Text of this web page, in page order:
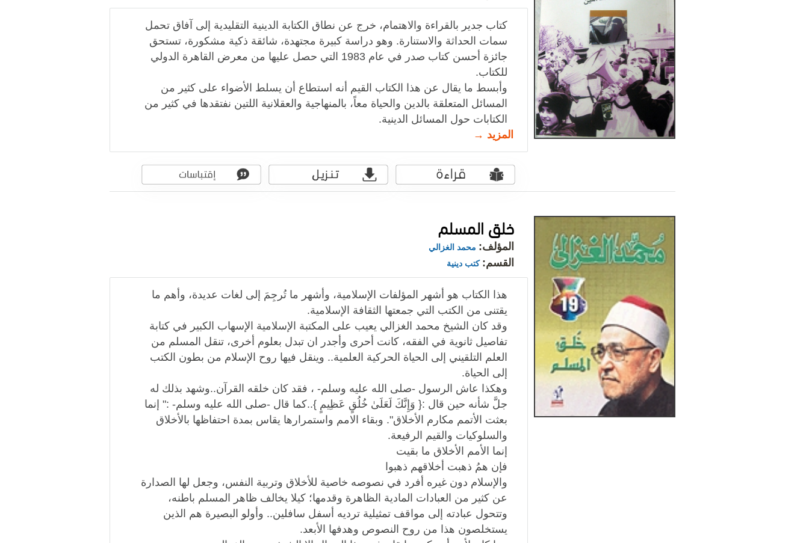
كتاب جدير بالقراءة والاهتمام، خرج عن نطاق الكتابة الدينية التقليدية إلى آفاق تحمل
سمات الحداثة والاستنارة. وهو دراسة كبيرة مجتهدة، شائقة ذكية مشكورة، تستحق
جائزة أحسن كتاب صدر في عام 1983 التي حصل عليها من معرض القاهرة الدولي
للكتاب.
وأبسط ما يقال عن هذا الكتاب القيم أنه استطاع أن يسلط الأضواء على كثير من
المسائل المتعلقة بالدين والحياة معاً، بالمنهاجية والعقلانية اللتين نفتقدها في كثير من
الكتابات حول المسائل الدينية.
المزيد →
خلق المسلم
المؤلف: محمد الغزالي
القسم: كتب دينية
هذا الكتاب هو أشهر المؤلفات الإسلامية، وأشهر ما تُرجِمَ إلى لغات عديدة، وأهم ما
يقتنى من الكتب التي جمعتها الثقافة الإسلامية.
وقد كان الشيخ محمد الغزالي يعيب على المكتبة الإسلامية الإسهاب الكبير في كتابة
تفاصيل ثانوية في الفقه، كانت أحرى وأجدر ان تبدل بعلوم أخرى، تنقل المسلم من
العلم التلقيني إلى الحياة الحركية العلمية.. وينقل فيها روح الإسلام من بطون الكتب
إلى الحياة.
وهكذا عاش الرسول -صلى الله عليه وسلم- ، فقد كان خلقه القرآن..وشهد بذلك له
جلَّ شأنه حين قال :{ وَإِنَّكَ لَعَلَىٰ خُلُقٍ عَظِيمٍ }..كما قال -صلى الله عليه وسلم- :" إنما
بعثت الأتمم مكارم الأخلاق". وبقاء الامم واستمرارها يقاس بمدة احتفاظها بالأخلاق
والسلوكيات والقيم الرفيعة.
إنما الأمم الأخلاق ما بقيت
فإن همُ ذهبت أخلاقهم ذهبوا
والإسلام دون غيره أفرد في نصوصه خاصية للأخلاق وتربية النفس، وجعل لها الصدارة
عن كثير من العبادات المادية الظاهرة وقدمها؛ كيلا يخالف ظاهر المسلم باطنه،
وتتحول عبادته إلى مواقف تمثيلية ترديه أسفل سافلين.. وأولو البصيرة هم الذين
يستخلصون هذا من روح النصوص وهدفها الأبعد.